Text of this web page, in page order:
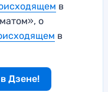
в
о
в
Дзене!